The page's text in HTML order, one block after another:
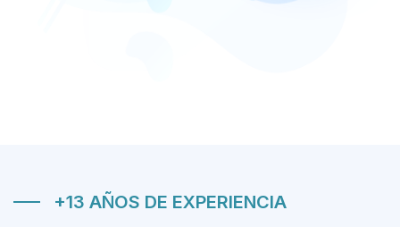
+13 AÑOS DE EXPERIENCIA